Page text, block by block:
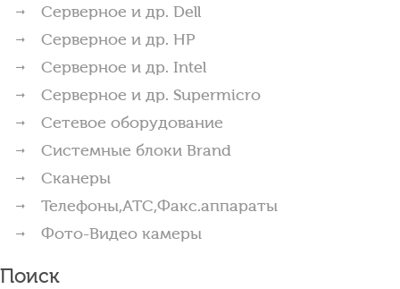
Серверное и др. Dell
Серверное и др. HP
Серверное и др. Intel
Серверное и др. Supermicro
Сетевое оборудование
Системные блоки Brand
Сканеры
Телефоны,АТС,Факс.аппараты
Фото-Видео камеры
Поиск